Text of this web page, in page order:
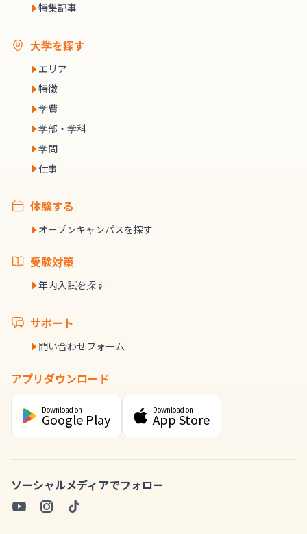
特集記事
大学を探す
エリア
特徴
学費
学部・学科
学問
仕事
体験する
オープンキャンパスを探す
受験対策
年内入試を探す
サポート
問い合わせフォーム
アプリダウンロード
Download on
Google Play
Download on
App Store
ソーシャルメディアでフォロー